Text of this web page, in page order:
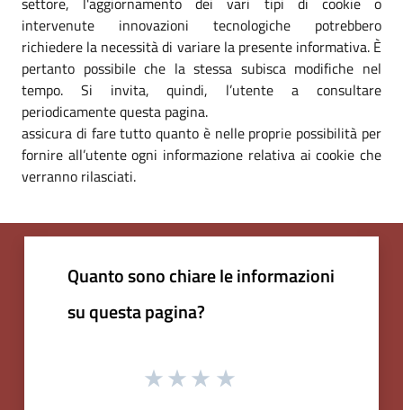
intervenute innovazioni tecnologiche potrebbero
richiedere la necessità di variare la presente informativa. È
pertanto possibile che la stessa subisca modifiche nel
tempo. Si invita, quindi, l’utente a consultare
periodicamente questa pagina.
assicura di fare tutto quanto è nelle proprie possibilità per
fornire all’utente ogni informazione relativa ai cookie che
verranno rilasciati.
Quanto sono chiare le informazioni
su questa pagina?